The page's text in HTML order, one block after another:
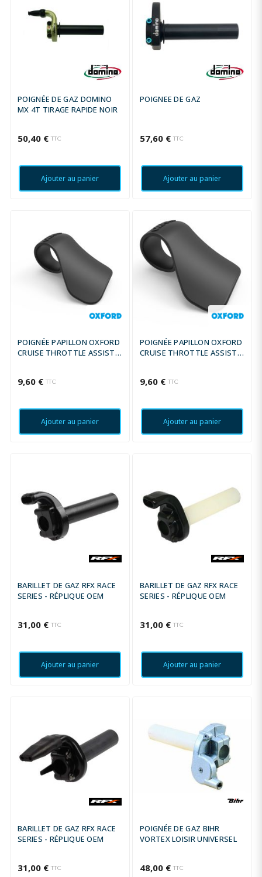
POIGNÉE DE GAZ DOMINO
MX 4T TIRAGE RAPIDE NOIR
50,40 € TTC
Ajouter au panier
POIGNEE DE GAZ
57,60 € TTC
Ajouter au panier
POIGNÉE PAPILLON OXFORD
CRUISE THROTTLE ASSIST -
9,60 € TTC
Ajouter au panier
POIGNÉE PAPILLON OXFORD
CRUISE THROTTLE ASSIST -
9,60 € TTC
Ajouter au panier
BARILLET DE GAZ RFX RACE
SERIES - RÉPLIQUE OEM
31,00 € TTC
Ajouter au panier
BARILLET DE GAZ RFX RACE
SERIES - RÉPLIQUE OEM
31,00 € TTC
Ajouter au panier
BARILLET DE GAZ RFX RACE
SERIES - RÉPLIQUE OEM
31,00 € TTC
POIGNÉE DE GAZ BIHR
VORTEX LOISIR UNIVERSEL
48,00 € TTC